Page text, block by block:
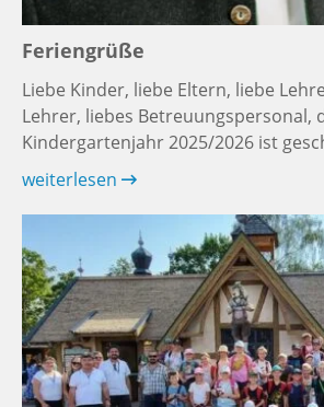
Feriengrüße
Liebe Kinder, liebe Eltern, liebe
Lehrer, liebes Betreuungspersonal,
Kindergartenjahr 2025/2026 ist
weiterlesen